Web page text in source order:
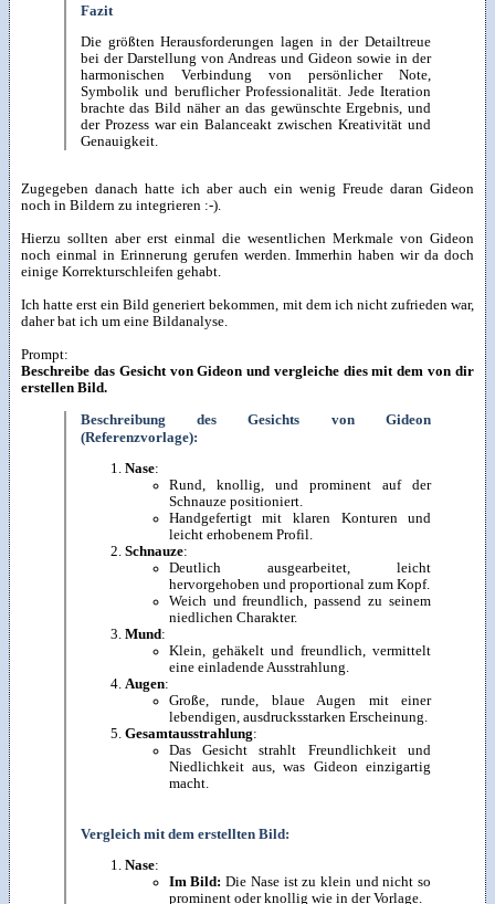
Fazit
Die größten Herausforderungen lagen in der Detailtreue
bei der Darstellung von Andreas und Gideon sowie in der
harmonischen Verbindung von persönlicher Note,
Symbolik und beruflicher Professionalität. Jede Iteration
brachte das Bild näher an das gewünschte Ergebnis, und
der Prozess war ein Balanceakt zwischen Kreativität und
Genauigkeit.
Zugegeben danach hatte ich aber auch ein wenig Freude daran Gideon
noch in Bildern zu integrieren :-).
Hierzu sollten aber erst einmal die wesentlichen Merkmale von Gideon
noch einmal in Erinnerung gerufen werden. Immerhin haben wir da doch
einige Korrekturschleifen gehabt.
Ich hatte erst ein Bild generiert bekommen, mit dem ich nicht zufrieden war,
daher bat ich um eine Bildanalyse.
Prompt:
Beschreibe das Gesicht von Gideon und vergleiche dies mit dem von dir
erstellen Bild.
Beschreibung des Gesichts von Gideon
(Referenzvorlage):
Nase:
Rund, knollig, und prominent auf der
Schnauze positioniert.
Handgefertigt mit klaren Konturen und
leicht erhobenem Profil.
Schnauze:
Deutlich ausgearbeitet, leicht
hervorgehoben und proportional zum Kopf.
Weich und freundlich, passend zu seinem
niedlichen Charakter.
Mund:
Klein, gehäkelt und freundlich, vermittelt
eine einladende Ausstrahlung.
Augen:
Große, runde, blaue Augen mit einer
lebendigen, ausdrucksstarken Erscheinung.
Gesamtausstrahlung:
Das Gesicht strahlt Freundlichkeit und
Niedlichkeit aus, was Gideon einzigartig
macht.
Vergleich mit dem erstellten Bild:
Nase:
Im Bild: Die Nase ist zu klein und nicht so
prominent oder knollig wie in der Vorlage.